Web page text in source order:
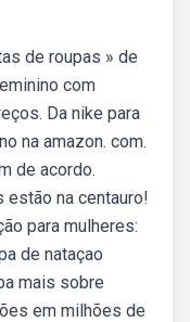
de roupas » de
com
Da nike para
na amazon. com.
de acordo.
estão na centauro!
para mulheres:
de nataçao
mais sobre
em milhões de